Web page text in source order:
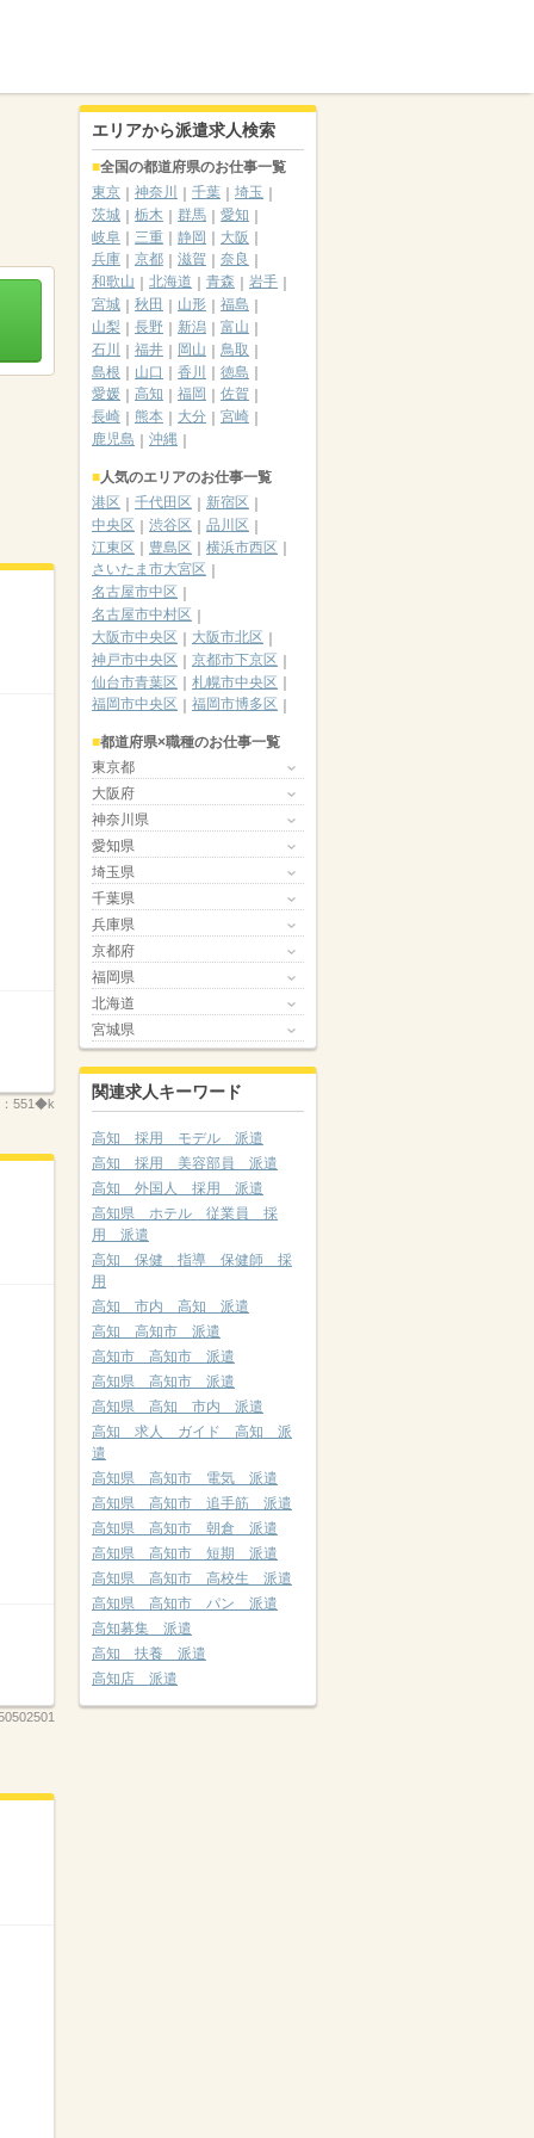
551◆k
エリアから派遣求人検索
全国の都道府県のお仕事一覧
東京
神奈川 千葉
埼玉
茨城
栃木 群馬
愛知
岐阜
三重 静岡
大阪
兵庫
京都 滋賀
奈良
和歌山
北海道 青森
岩手
宮城
秋田 山形
福島
山梨
長野 新潟
富山
石川
福井 岡山
鳥取
島根
山口 香川
徳島
愛媛
高知 福岡
佐賀
長崎
熊本 大分
宮崎
鹿児島
沖縄
人気のエリアのお仕事一覧
港区
千代田区
新宿区
中央区
渋谷区
品川区
江東区
豊島区
横浜市西区
さいたま市大宮区
名古屋市中区
名古屋市中村区
大阪市中央区
大阪市北区
神戸市中央区
京都市下京区
仙台市青葉区
札幌市中央区
福岡市中央区
福岡市博多区
都道府県×職種のお仕事一覧
東京都
大阪府
神奈川県
愛知県
埼玉県
千葉県
兵庫県
京都府
福岡県
北海道
宮城県
関連求人キーワード
高知 採用 モデル 派遣
高知 採用 美容部員 派遣
高知 外国人 採用 派遣
高知県 ホテル 従業員 採
用 派遣
高知 保健 指導 保健師 採
用
高知 市内 高知 派遣
高知 高知市 派遣
高知市 高知市 派遣
高知県 高知市 派遣
高知県 高知 市内 派遣
高知 求人 ガイド 高知 派
遣
高知県 高知市 電気 派遣
高知県 高知市 追手筋 派遣
高知県 高知市 朝倉 派遣
高知県 高知市 短期 派遣
高知県 高知市 高校生 派遣
高知県 高知市 パン 派遣
高知募集 派遣
高知 扶養 派遣
高知店 派遣